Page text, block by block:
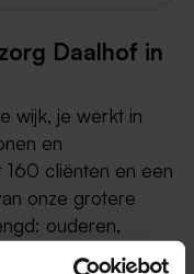
Daalhof in
wijk, je werkt in
en
cliënten en een
onze grotere
ouderen,